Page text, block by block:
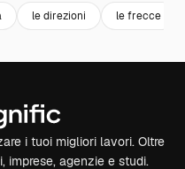
le direzioni le frecce
i tuoi migliori lavori. Oltre
imprese, agenzie e studi.